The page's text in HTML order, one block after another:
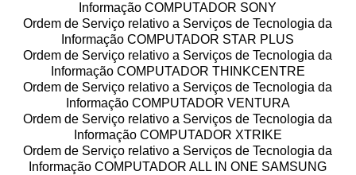
Informação COMPUTADOR SONY
Ordem de Serviço relativo a Serviços de Tecnologia da
Informação COMPUTADOR STAR PLUS
Ordem de Serviço relativo a Serviços de Tecnologia da
Informação COMPUTADOR THINKCENTRE
Ordem de Serviço relativo a Serviços de Tecnologia da
Informação COMPUTADOR VENTURA
Ordem de Serviço relativo a Serviços de Tecnologia da
Informação COMPUTADOR XTRIKE
Ordem de Serviço relativo a Serviços de Tecnologia da
Informação COMPUTADOR ALL IN ONE SAMSUNG